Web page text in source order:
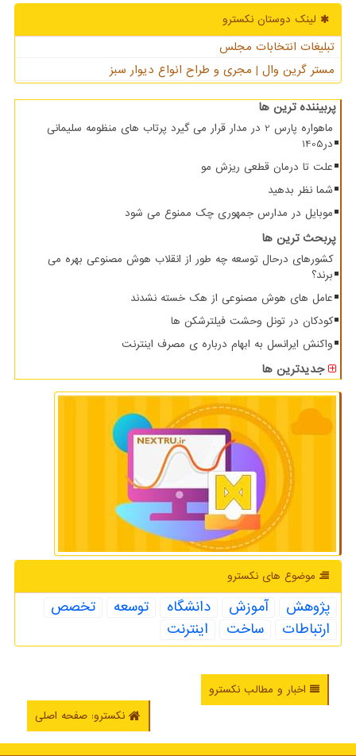
لینک دوستان نكسترو
تبلیغات انتخابات مجلس
مستر گرین وال | مجری و طراح انواع دیوار سبز
پربیننده ترین ها
ماهواره پارس 2 در مدار قرار می گیرد پرتاب های منظومه سلیمانی
در1405
علت تا درمان قطعی ریزش مو
شما نظر بدهید
موبایل در مدارس جمهوری چک ممنوع می شود
پربحث ترین ها
کشورهای درحال توسعه چه طور از انقلاب هوش مصنوعی بهره می
برند؟
عامل های هوش مصنوعی از هک خسته نشدند
کودکان در تونل وحشت فیلترشکن ها
واکنش ایرانسل به ابهام درباره ی مصرف اینترنت
جدیدترین ها
موضوع های نكسترو
پژوهش آموزش دانشگاه توسعه
تخصص
ارتباطات
ساخت اینترنت
اخبار و مطالب نکسترو
نکسترو: صفحه اصلی